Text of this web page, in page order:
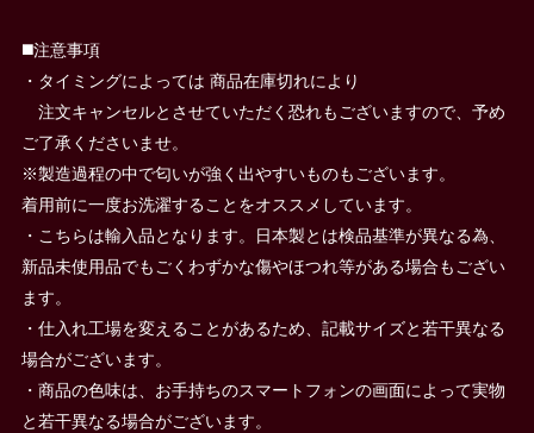
◼️注意事項
・タイミングによっては 商品在庫切れにより
注文キャンセルとさせていただく恐れもございますので、予め
ご了承くださいませ。
※製造過程の中で匂いが強く出やすいものもございます。
着用前に一度お洗濯することをオススメしています。
・こちらは輸入品となります。日本製とは検品基準が異なる為、
新品未使用品でもごくわずかな傷やほつれ等がある場合もござい
ます。
・仕入れ工場を変えることがあるため、記載サイズと若干異なる
場合がございます。
・商品の色味は、お手持ちのスマートフォンの画面によって実物
と若干異なる場合がございます。